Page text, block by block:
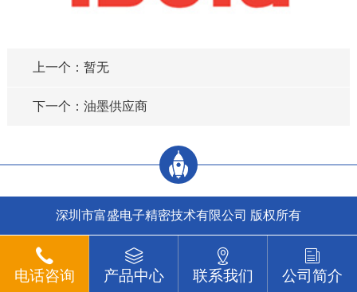
上一个：暂无
下一个：油墨供应商
深圳市富盛电子精密技术有限公司 版权所有
电话咨询 产品中心 联系我们 公司简介